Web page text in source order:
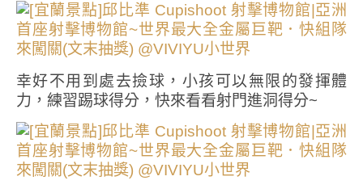
幸好不用到處去撿球，小孩可以無限的發揮體
力，練習踢球得分，快來看看射門進洞得分~